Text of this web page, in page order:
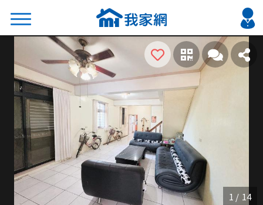
搜尋
熱門關鍵字
2026 台北降價好屋限量釋出
2026 新北降價好屋限量釋出
2026 台中降價好屋限量釋出
2026 台南降價好屋限量釋出
2026 高雄降價好屋限量釋出